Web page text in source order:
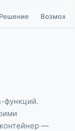
Решение
функций.
—